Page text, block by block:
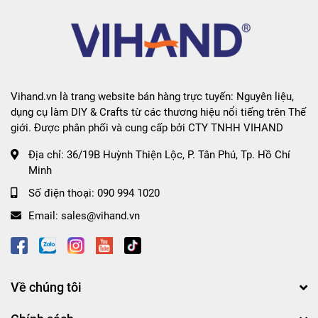
Vihand.vn là trang website bán hàng trực tuyến: Nguyên liệu,
dụng cụ làm DIY & Crafts từ các thương hiệu nổi tiếng trên Thế
giới. Được phân phối và cung cấp bởi CTY TNHH VIHAND
Địa chỉ: 36/19B Huỳnh Thiện Lộc, P. Tân Phú, Tp. Hồ Chí
Minh
Số điện thoại: 090 994 1020
Email: sales@vihand.vn
Về chúng tôi